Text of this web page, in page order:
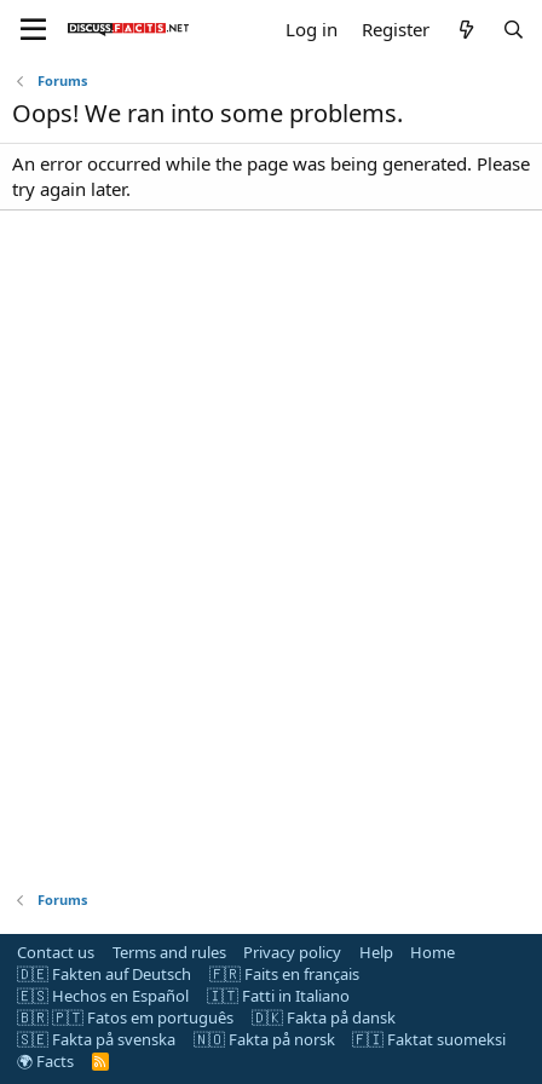
Log in Register
Forums
Oops! We ran into some problems.
An error occurred while the page was being generated. Please
try again later.
Forums
Contact us Terms and rules Privacy policy Help
Home
🇩🇪 Fakten auf Deutsch
🇫🇷 Faits en français
🇪🇸 Hechos en Español
🇮🇹 Fatti in Italiano
🇧🇷 🇵🇹 Fatos em português
🇩🇰 Fakta på dansk
🇸🇪 Fakta på svenska
🇳🇴 Fakta på norsk
🇫🇮 Faktat suomeksi
🌍 Facts
R